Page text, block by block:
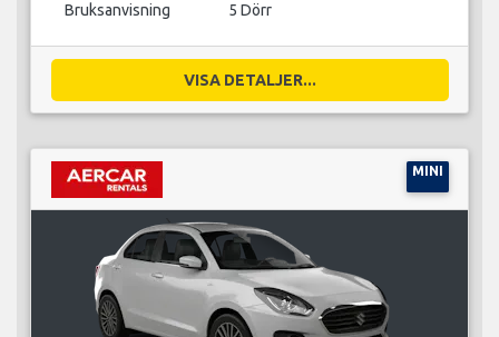
Bruksanvisning 5 Dörr
VISA DETALJER...
MINI